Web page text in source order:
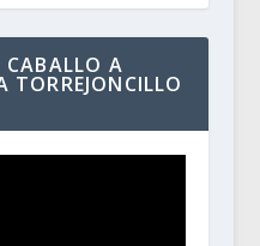
CABALLO A
TORREJONCILLO